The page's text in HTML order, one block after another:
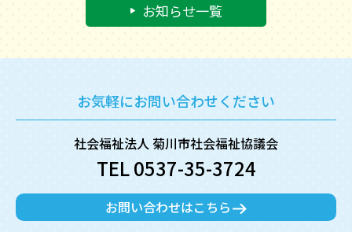
お知らせ一覧
お気軽にお問い合わせください
社会福祉法人 菊川市社会福祉協議会
TEL 0537-35-3724
お問い合わせはこちら